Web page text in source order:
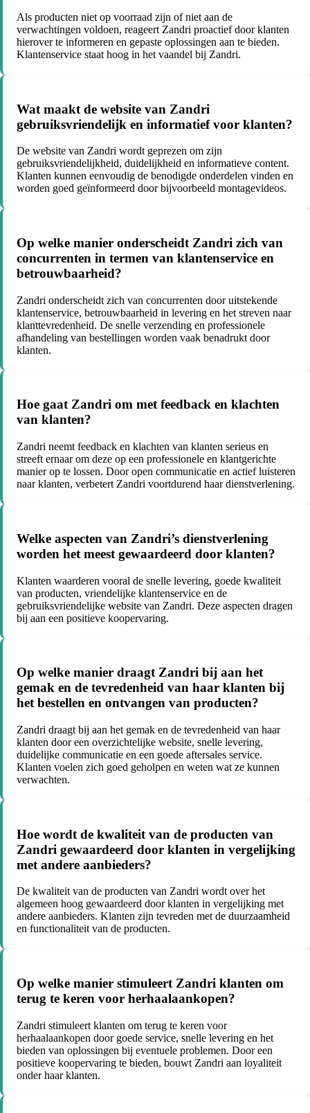
Als producten niet op voorraad zijn of niet aan de
verwachtingen voldoen, reageert Zandri proactief door klanten
hierover te informeren en gepaste oplossingen aan te bieden.
Klantenservice staat hoog in het vaandel bij Zandri.
Wat maakt de website van Zandri
gebruiksvriendelijk en informatief voor klanten?
De website van Zandri wordt geprezen om zijn
gebruiksvriendelijkheid, duidelijkheid en informatieve content.
Klanten kunnen eenvoudig de benodigde onderdelen vinden en
worden goed geïnformeerd door bijvoorbeeld montagevideos.
Op welke manier onderscheidt Zandri zich van
concurrenten in termen van klantenservice en
betrouwbaarheid?
Zandri onderscheidt zich van concurrenten door uitstekende
klantenservice, betrouwbaarheid in levering en het streven naar
klanttevredenheid. De snelle verzending en professionele
afhandeling van bestellingen worden vaak benadrukt door
klanten.
Hoe gaat Zandri om met feedback en klachten
van klanten?
Zandri neemt feedback en klachten van klanten serieus en
streeft ernaar om deze op een professionele en klantgerichte
manier op te lossen. Door open communicatie en actief luisteren
naar klanten, verbetert Zandri voortdurend haar dienstverlening.
Welke aspecten van Zandri’s dienstverlening
worden het meest gewaardeerd door klanten?
Klanten waarderen vooral de snelle levering, goede kwaliteit
van producten, vriendelijke klantenservice en de
gebruiksvriendelijke website van Zandri. Deze aspecten dragen
bij aan een positieve koopervaring.
Op welke manier draagt Zandri bij aan het
gemak en de tevredenheid van haar klanten bij
het bestellen en ontvangen van producten?
Zandri draagt bij aan het gemak en de tevredenheid van haar
klanten door een overzichtelijke website, snelle levering,
duidelijke communicatie en een goede aftersales service.
Klanten voelen zich goed geholpen en weten wat ze kunnen
verwachten.
Hoe wordt de kwaliteit van de producten van
Zandri gewaardeerd door klanten in vergelijking
met andere aanbieders?
De kwaliteit van de producten van Zandri wordt over het
algemeen hoog gewaardeerd door klanten in vergelijking met
andere aanbieders. Klanten zijn tevreden met de duurzaamheid
en functionaliteit van de producten.
Op welke manier stimuleert Zandri klanten om
terug te keren voor herhaalaankopen?
Zandri stimuleert klanten om terug te keren voor
herhaalaankopen door goede service, snelle levering en het
bieden van oplossingen bij eventuele problemen. Door een
positieve koopervaring te bieden, bouwt Zandri aan loyaliteit
onder haar klanten.